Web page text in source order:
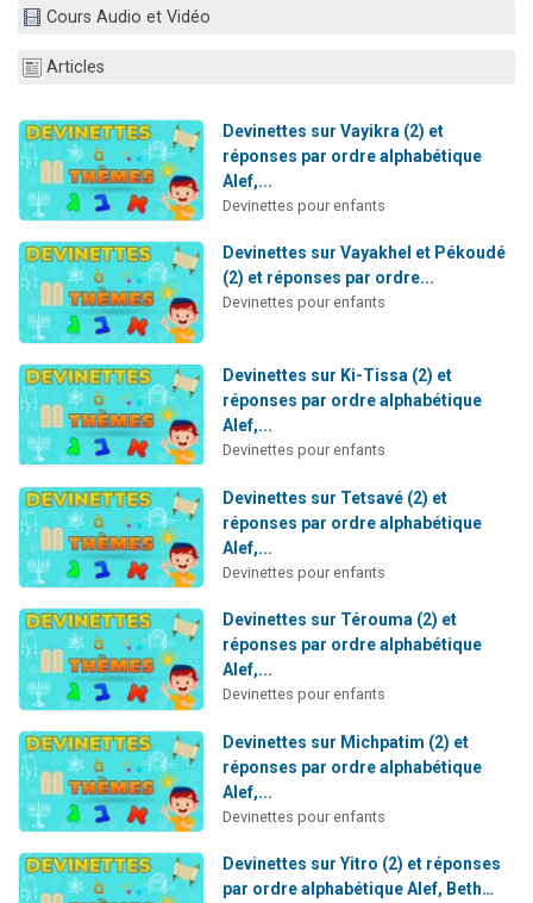
3 personnes viennent de faire un don pour Diane, 80 ans, dans un appartement insalubre
5 personnes viennent de faire un don pour Reloger Rivka, 6 enfants, victime de violences...
Cours Audio et Vidéo
Articles
Devinettes sur Vayikra (2) et
réponses par ordre alphabétique
Alef,...
Devinettes pour enfants
Devinettes sur Vayakhel et Pékoudé
(2) et réponses par ordre...
Devinettes pour enfants
Devinettes sur Ki-Tissa (2) et
réponses par ordre alphabétique
Alef,...
Devinettes pour enfants
Devinettes sur Tetsavé (2) et
réponses par ordre alphabétique
Alef,...
Devinettes pour enfants
Devinettes sur Térouma (2) et
réponses par ordre alphabétique
Alef,...
Devinettes pour enfants
Devinettes sur Michpatim (2) et
réponses par ordre alphabétique
Alef,...
Devinettes pour enfants
Devinettes sur Yitro (2) et réponses
par ordre alphabétique Alef, Beth…